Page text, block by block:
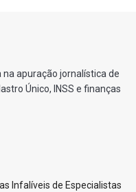
apuração jornalística de
Único, INSS e finanças
Infalíveis de Especialistas